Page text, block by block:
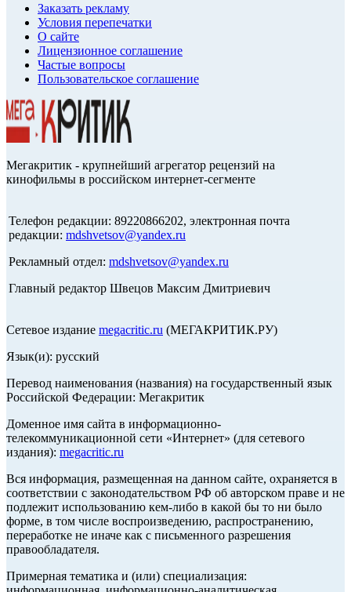
Заказать рекламу
Условия перепечатки
О сайте
Лицензионное соглашение
Частые вопросы
Пользовательское соглашение
Мегакритик - крупнейший агрегатор рецензий на
кинофильмы в российском интернет-сегменте
Телефон редакции: 89220866202, электронная почта
редакции: mdshvetsov@yandex.ru
Рекламный отдел: mdshvetsov@yandex.ru
Главный редактор Швецов Максим Дмитриевич
Сетевое издание megacritic.ru (МЕГАКРИТИК.РУ)
Язык(и): русский
Перевод наименования (названия) на государственный язык
Российской Федерации: Мегакритик
Доменное имя сайта в информационно-
телекоммуникационной сети «Интернет» (для сетевого
издания): megacritic.ru
Вся информация, размещенная на данном сайте, охраняется в
соответствии с законодательством РФ об авторском праве и не
подлежит использованию кем-либо в какой бы то ни было
форме, в том числе воспроизведению, распространению,
переработке не иначе как с письменного разрешения
правообладателя.
Примерная тематика и (или) специализация: